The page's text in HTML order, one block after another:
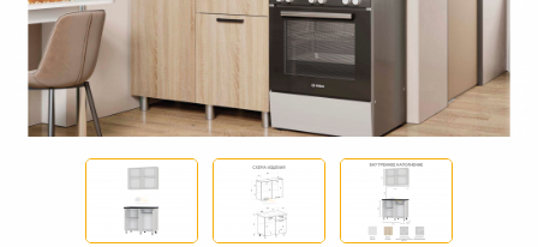
Офисная
мебель
Столы
компьютер
Мебель